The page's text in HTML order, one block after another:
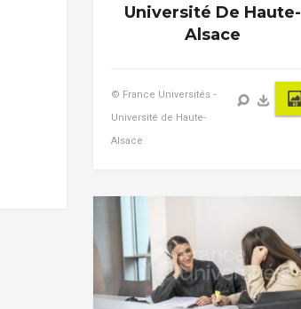
Université De Haute-
Alsace
© France Universités -
Université de Haute-
Alsace